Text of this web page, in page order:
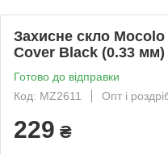
Захисне скло
Cover Black (0.33 мм)
Готово до відправки
Код: MZ2611
Опт і
229 ₴